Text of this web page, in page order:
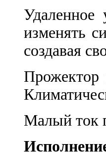
Удаленное
изменять
создавая
Малый ток